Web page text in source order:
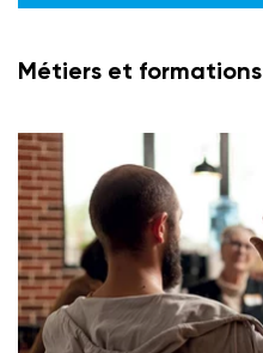
Métiers et formations